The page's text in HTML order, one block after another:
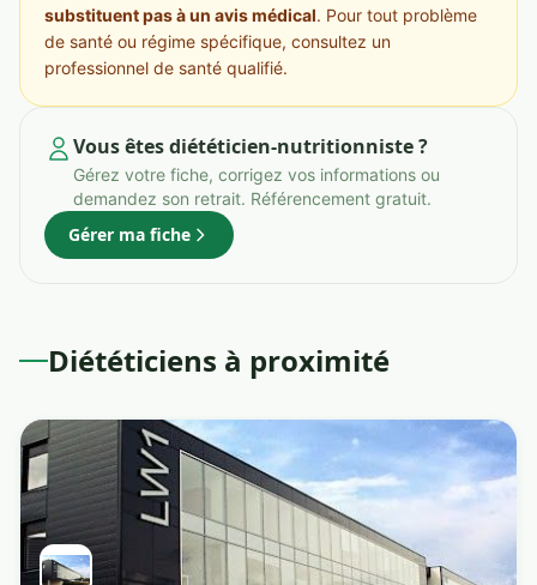
substituent pas à un avis médical. Pour tout problème
de santé ou régime spécifique, consultez un
professionnel de santé qualifié.
Vous êtes diététicien-nutritionniste ?
Gérez votre fiche, corrigez vos informations ou
demandez son retrait. Référencement gratuit.
Gérer ma fiche
Diététiciens à proximité